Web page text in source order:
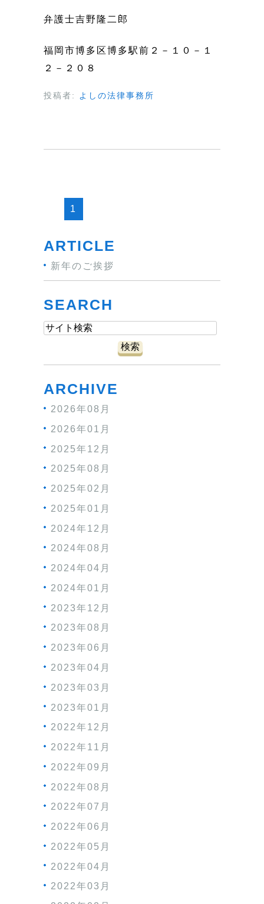
弁護士吉野隆二郎
福岡市博多区博多駅前２－１０－１
２－２０８
投稿者: よしの法律事務所
1
ARTICLE
新年のご挨拶
SEARCH
ARCHIVE
2026年08月
2026年01月
2025年12月
2025年08月
2025年02月
2025年01月
2024年12月
2024年08月
2024年04月
2024年01月
2023年12月
2023年08月
2023年06月
2023年04月
2023年03月
2023年01月
2022年12月
2022年11月
2022年09月
2022年08月
2022年07月
2022年06月
2022年05月
2022年04月
2022年03月